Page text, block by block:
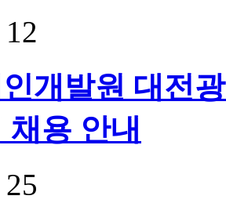
12
개발원 대전
채용 안내
25